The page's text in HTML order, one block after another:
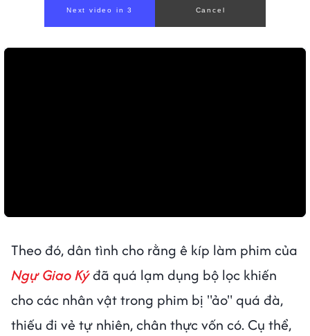
Next video in 1 Cancel
Theo đó, dân tình cho rằng ê kíp làm phim của
Ngự Giao Kýđã quá lạm dụng bộ lọc khiến
cho các nhân vật trong phim bị "ảo" quá đà,
thiếu đi vẻ tự nhiên, chân thực vốn có. Cụ thể,